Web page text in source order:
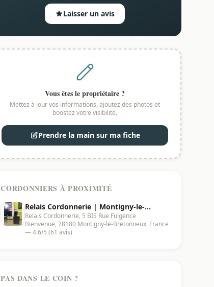
Laisser un avis
Vous êtes le propriétaire ?
Mettez à jour vos informations, ajoutez des photos et
boostez votre visibilité.
Prendre la main sur ma fiche
CORDONNIERS À PROXIMITÉ
Relais Cordonnerie | Montigny-le-
Bretonneux - 78180
Relais Cordonnerie, 5 BIS Rue Fulgence
Bienvenue, 78180 Montigny-le-Bretonneux, France
— 4.6/5 (61 avis)
PAS DANS LE COIN ?